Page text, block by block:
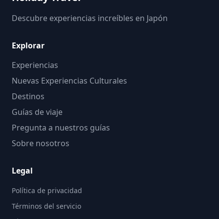
(https://assets.hldycdn.com/0c5e699d-8d3d-492d-bc8b-
Descubre experiencias increíbles en Japón
Explorar
Experiencias
Nuevas Experiencias Culturales
Destinos
Guías de viaje
Pregunta a nuestros guías
Sobre nosotros
Legal
Política de privacidad
Términos del servicio